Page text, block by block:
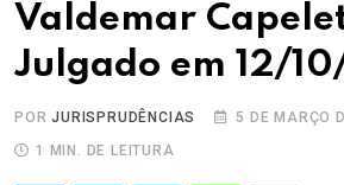
Valdemar
Julgado em 12/
PORJURISPRUDÊNCIAS
5 DE MARÇO
1 MIN. DE LEITURA